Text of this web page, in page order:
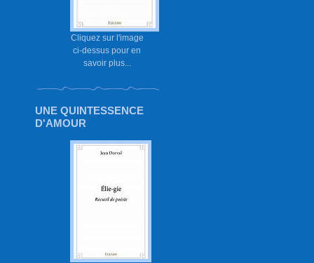
Cliquez sur l'image
ci-dessus pour en
savoir plus...
UNE QUINTESSENCE
D'AMOUR